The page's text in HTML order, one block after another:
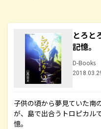
とろと
記憶
D-Books
子供の頃から夢見ていた南
が、島で出合うトロピカル
憶。